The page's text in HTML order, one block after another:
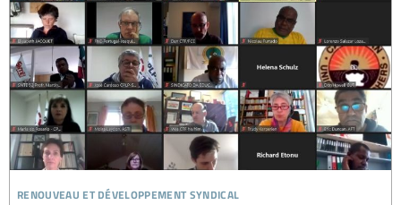
renouveau et développement syndical